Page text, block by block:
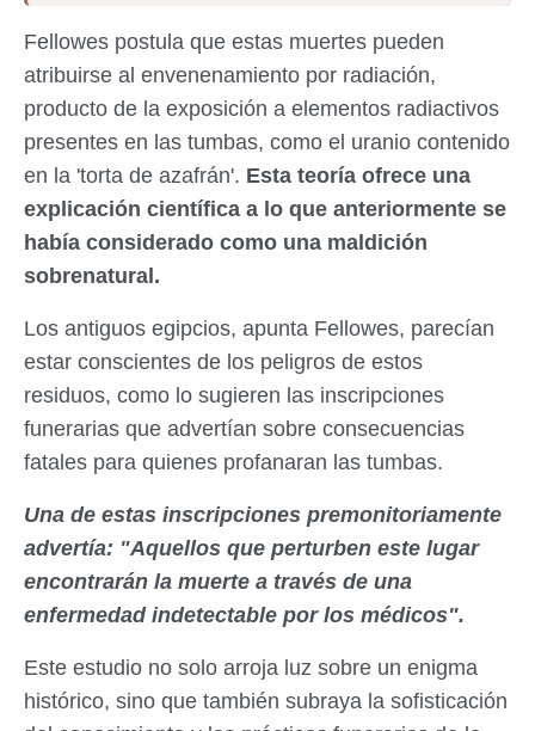
Fellowes postula que estas muertes pueden
atribuirse al envenenamiento por radiación,
producto de la exposición a elementos radiactivos
presentes en las tumbas, como el uranio contenido
en la 'torta de azafrán'. Esta teoría ofrece una
explicación científica a lo que anteriormente se
había considerado como una maldición
sobrenatural.
Los antiguos egipcios, apunta Fellowes, parecían
estar conscientes de los peligros de estos
residuos, como lo sugieren las inscripciones
funerarias que advertían sobre consecuencias
fatales para quienes profanaran las tumbas.
Una de estas inscripciones premonitoriamente
advertía: "Aquellos que perturben este lugar
encontrarán la muerte a través de una
enfermedad indetectable por los médicos".
Este estudio no solo arroja luz sobre un enigma
histórico, sino que también subraya la sofisticación